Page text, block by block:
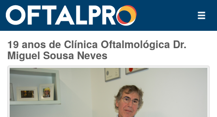
19 anos de Clínica Oftalmológica Dr.
Miguel Sousa Neves